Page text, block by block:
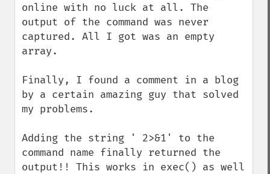
online with no luck at all. The
output of the command was never
captured. All I got was an empty
array.
Finally, I found a comment in a blog
by a certain amazing guy that solved
my problems.
Adding the string ' 2>&1' to the
command name finally returned the
output!! This works in exec() as well